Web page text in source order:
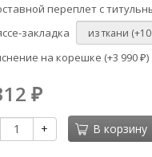
переплет с
закладка
на корешке (+3 990 ₽)
₽
+ В корзину